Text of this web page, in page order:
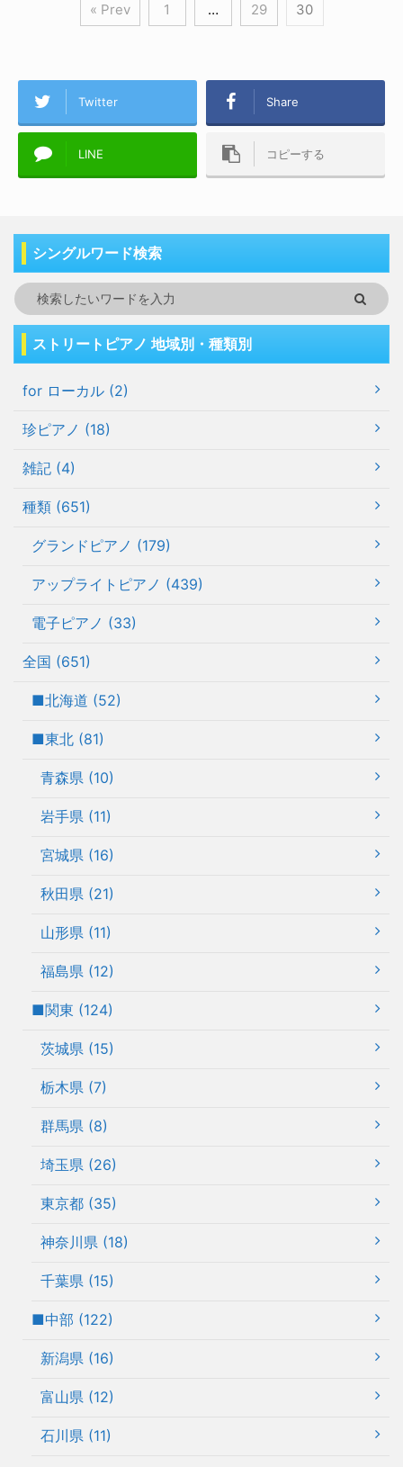
« Prev 1 … 29 30
Twitter Share
LINE コピーする
シングルワード検索
ストリートピアノ 地域別・種類別
for ローカル (2)
珍ピアノ (18)
雑記 (4)
種類 (651)
グランドピアノ (179)
アップライトピアノ (439)
電子ピアノ (33)
全国 (651)
■北海道 (52)
■東北 (81)
青森県 (10)
岩手県 (11)
宮城県 (16)
秋田県 (21)
山形県 (11)
福島県 (12)
■関東 (124)
茨城県 (15)
栃木県 (7)
群馬県 (8)
埼玉県 (26)
東京都 (35)
神奈川県 (18)
千葉県 (15)
■中部 (122)
新潟県 (16)
富山県 (12)
石川県 (11)